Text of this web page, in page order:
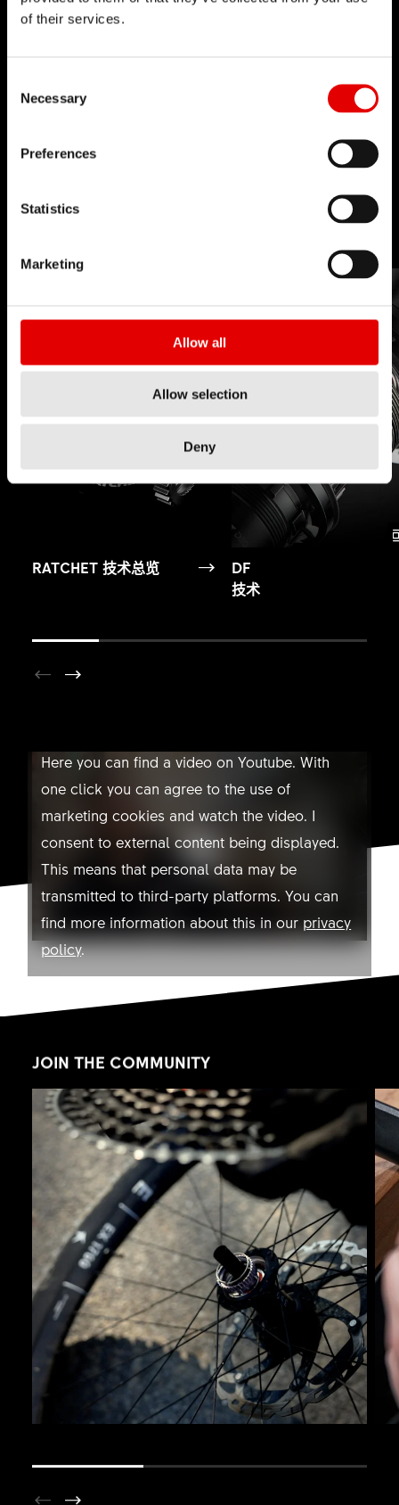
of their services.
Necessary
Preferences
Statistics
Marketing
Allow all
Allow selection
Deny
对于工程艺术我们一直坚持秉信着，并致力追求卓越
的产品开发。透过内部研发的技术来不断地突破极
RATCHET 技术总览
DF
技术
Here you can find a video on Youtube. With
one click you can agree to the use of
marketing cookies and watch the video. I
consent to external content being displayed.
This means that personal data may be
transmitted to third-party platforms. You can
find more information about this in our privacy
policy.
Allow YouTube
JOIN THE COMMUNITY